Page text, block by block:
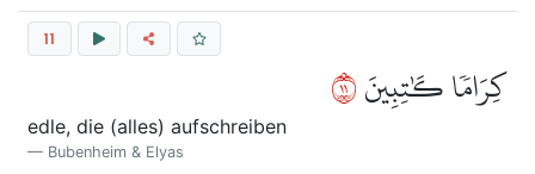
11
كِرَامٗا كَٰتِبِينَ١١
edle, die (alles) aufschreiben
Bubenheim & Elyas